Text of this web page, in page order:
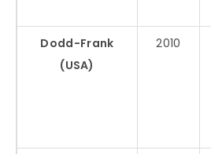
Dodd-Frank
(USA)
2010